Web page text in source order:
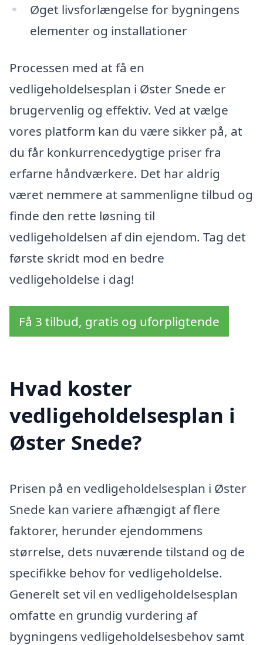
Øget livsforlængelse for bygningens
elementer og installationer
Processen med at få en
vedligeholdelsesplan i Øster Snede er
brugervenlig og effektiv. Ved at vælge
vores platform kan du være sikker på, at
du får konkurrencedygtige priser fra
erfarne håndværkere. Det har aldrig
været nemmere at sammenligne tilbud og
finde den rette løsning til
vedligeholdelsen af din ejendom. Tag det
første skridt mod en bedre
vedligeholdelse i dag!
Få 3 tilbud, gratis og uforpligtende
Hvad koster
vedligeholdelsesplan i
Øster Snede?
Prisen på en vedligeholdelsesplan i Øster
Snede kan variere afhængigt af flere
faktorer, herunder ejendommens
størrelse, dets nuværende tilstand og de
specifikke behov for vedligeholdelse.
Generelt set vil en vedligeholdelsesplan
omfatte en grundig vurdering af
bygningens vedligeholdelsesbehov samt